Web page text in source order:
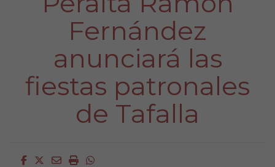
Fernández
anunciará las
fiestas patronales
de Tafalla
Facebook
Twitter
EmailImprimirWhatsapp